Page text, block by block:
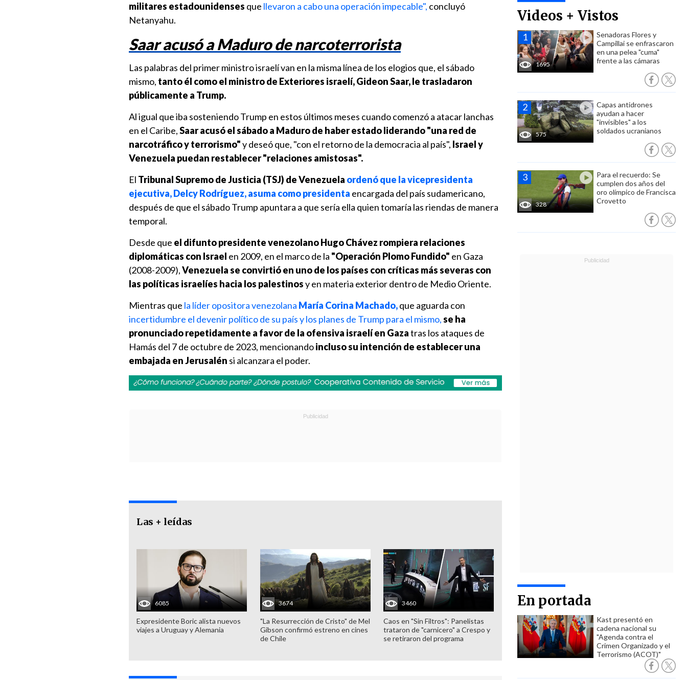
Videos + Vistos
1695
Senadoras Flores y
Campillai se enfrascaron
en una pelea "cuma"
frente a las cámaras
575
Capas antidrones
ayudan a hacer
"invisibles" a los
soldados ucranianos
328
Para el recuerdo: Se
cumplen dos años del
oro olímpico de Francisca
Crovetto
En portada
Kast presentó en
cadena nacional su
"Agenda contra el
Crimen Organizado y el
Terrorismo (ACOT)"
militares estadounidenses que llevaron a cabo una operación impecable", concluyó
Netanyahu.
Saar acusó a Maduro de narcoterrorista
Las palabras del primer ministro israelí van en la misma línea de los elogios que, el sábado
mismo, tanto él como el ministro de Exteriores israelí, Gideon Saar, le trasladaron
públicamente a Trump.
Al igual que iba sosteniendo Trump en estos últimos meses cuando comenzó a atacar lanchas
en el Caribe,Saar acusó el sábado a Maduro de haber estado liderando "una red de
narcotráfico y terrorismo"y deseó que, "con el retorno de la democracia al país", Israel y
Venezuela puedan restablecer "relaciones amistosas".
El Tribunal Supremo de Justicia (TSJ) de Venezuela ordenó que la vicepresidenta
ejecutiva, Delcy Rodríguez, asuma como presidenta encargada del país sudamericano,
después de que el sábado Trump apuntara a que sería ella quien tomaría las riendas de manera
temporal.
Desde que el difunto presidente venezolano Hugo Chávez rompiera relaciones
diplomáticas con Israel en 2009, en el marco de la "Operación Plomo Fundido" en Gaza
(2008-2009),Venezuela se convirtió en uno de los países con críticas más severas con
las políticas israelíes hacia los palestinosy en materia exterior dentro de Medio Oriente.
Mientras que la líder opositora venezolana María Corina Machado,que aguarda con
incertidumbre el devenir político de su país y los planes de Trump para el mismo,se ha
pronunciado repetidamente a favor de la ofensiva israelí en Gazatras los ataques de
Hamás del 7 de octubre de 2023, mencionandoincluso su intención de establecer una
embajada en Jerusalén si alcanzara el poder.
Las + leídas
6085
Expresidente Boric alista nuevos
viajes a Uruguay y Alemania
3674
"La Resurrección de Cristo" de Mel
Gibson confirmó estreno en cines
de Chile
3460
Caos en "Sin Filtros": Panelistas
trataron de "carnicero" a Crespo y
se retiraron del programa